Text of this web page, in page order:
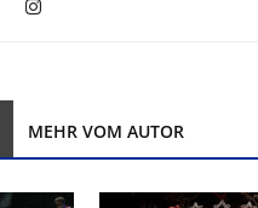
MEHR VOM AUTOR